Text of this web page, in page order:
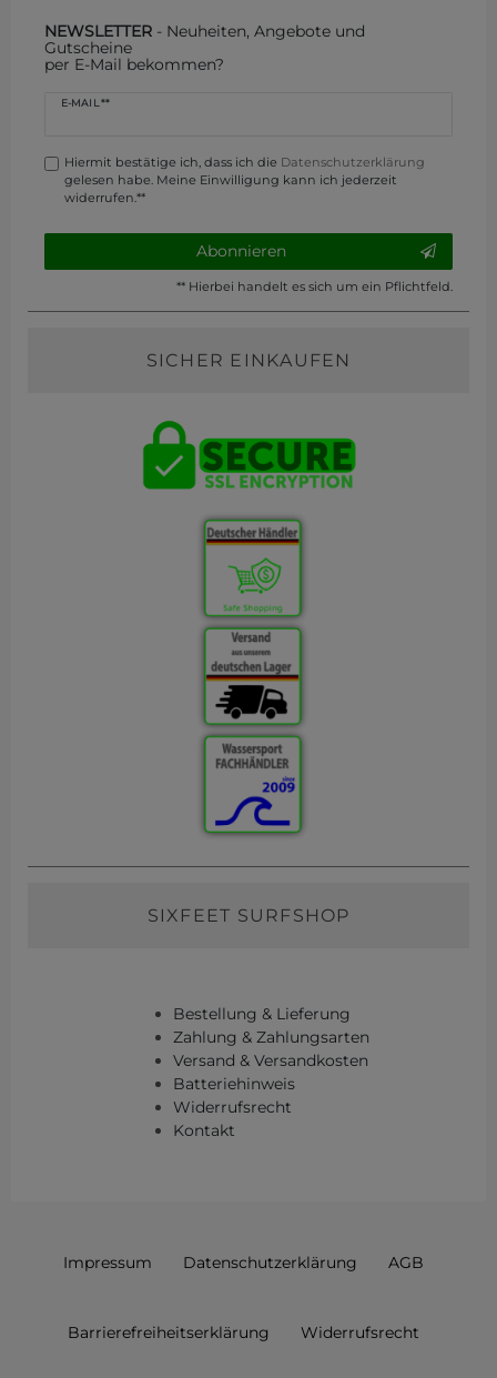
NEWSLETTER - Neuheiten, Angebote und
Gutscheine
per E-Mail bekommen?
E-MAIL **
Newsletter
Hiermit bestätige ich, dass ich die Daten­schutz­erklärung
gelesen habe. Meine Einwilligung kann ich jederzeit
widerrufen.**
Abonnieren
** Hierbei handelt es sich um ein Pflichtfeld.
SICHER EINKAUFEN
SIXFEET SURFSHOP
Bestellung & Lieferung
Zahlung & Zahlungsarten
Versand & Versandkosten
Batteriehinweis
Widerrufsrecht
Kontakt
Impressum Daten­schutz­erklärung AGB
Barrierefreiheitserklärung Widerrufs­recht